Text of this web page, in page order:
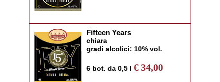
Fifteen Years
chiara
gradi alcolici: 10% vol.
6 bot. da 0,5 l € 34,00